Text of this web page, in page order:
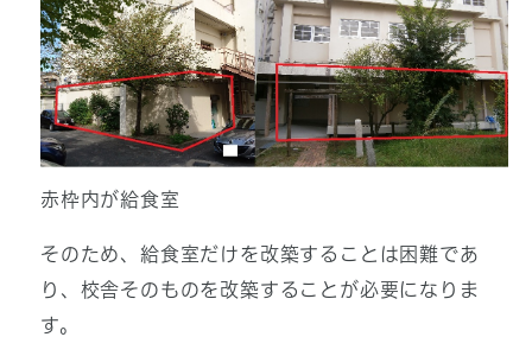
赤枠内が給食室
そのため、給食室だけを改築することは困難であ
り、校舎そのものを改築することが必要になりま
す。